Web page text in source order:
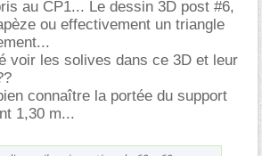
au CP1... Le dessin 3D post #6,
ou effectivement un triangle
voir les solives dans ce 3D et leur
connaître la portée du support
1,30 m...